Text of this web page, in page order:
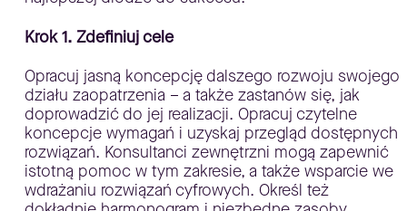
Krok 1. Zdefiniuj cele
Opracuj jasną koncepcję dalszego rozwoju swojego
działu zaopatrzenia – a także zastanów się, jak
doprowadzić do jej realizacji. Opracuj czytelne
koncepcje wymagań i uzyskaj przegląd dostępnych
rozwiązań. Konsultanci zewnętrzni mogą zapewnić
istotną pomoc w tym zakresie, a także wsparcie we
wdrażaniu rozwiązań cyfrowych. Określ też